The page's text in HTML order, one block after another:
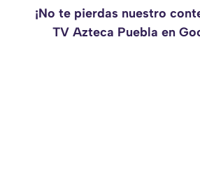
¡No te pierdas nuestro
TV Azteca Puebla en